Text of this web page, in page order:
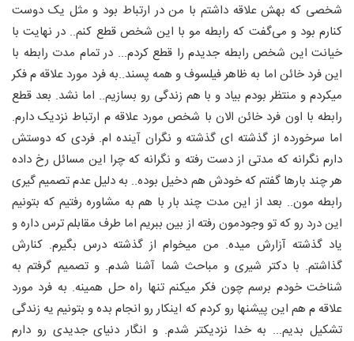
شخصی که بهش علاقه داشتم با من در ارتباط بود و مثل یک دوست
کنارم بود و می‌گفت که رابطه مو با این شخص قطع کنم.. در نهایت با
خیانت این شخص رابطه جدیدم را قطع کردم... در تمام مدت رابطه با
این فرد خائن اما به ظاهر فیلسوف و همه پسند..به فرد مورد علاقه م فکر
میکردم و منتظر بودم بیاد و با هم زندگی رو بسازیم.. اما نشد. بعد قطع
رابطه با اون فرد خائن الان با شخص مورد علاقه م ارتباط نزدیک دارم.
اما سرخورده از گذشته ای گذشته و نگران آینده ام. فردی که دوستش
دارم نگرانه که مدتی از دست رفته و نگرانه که چرا این مسائل رخ داده
هر چند بارها گفتم که خودش هم دخیل بوده.. به دلیل عدم تصمیم گیری
رابطه مون.. بعد از این مدت چند بار با هم به مشاوره رفتیم که بتونیم
این درد رو که تو وجودمون رفته از بین ببریم اما طرف مقابلم ترس داره و
یاد گذشته آزارش میده. من میخوام از گذشته درس بگیرم. کنارش
گذاشتم. با دکتر شیری و مباحث شما آشنا شدم. و تصمیم گرفتم به
شناخت خودم برسم چون فکر میکنم تنها راه حل همینه. به فرد مورد
علاقه م هم این پیشنها رو کردم که اینکار رو انجام بده و بتونیم یه زندگی
تشکیل بدیم... به خدا نزدیکتر شدم. و انگار دنیای جدیدی رو دارم